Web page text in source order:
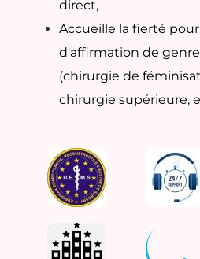
direct,
Accueille la fierté
d'affirmation de
(chirurgie de
chirurgie supérieure,